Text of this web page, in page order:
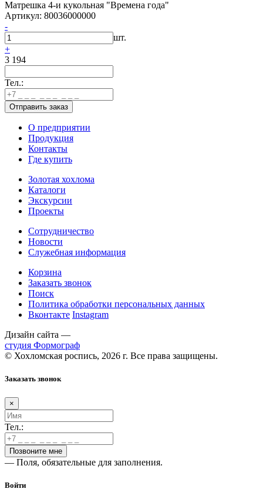
Матрешка 4-и кукольная "Времена года"
Артикул: 80036000000
-
шт.
+
3 194
Тел.:
О предприятии
Продукция
Контакты
Где купить
Золотая хохлома
Каталоги
Экскурсии
Проекты
Сотрудничество
Новости
Служебная информация
Корзина
Заказать звонок
Поиск
Политика обработки персональных данных
Вконтакте Instagram
Дизайн сайта —
студия Формограф
© Хохломская роспись, 2026 г. Все права защищены.
Заказать звонок
×
Тел.:
— Поля, обязательные для заполнения.
Войти